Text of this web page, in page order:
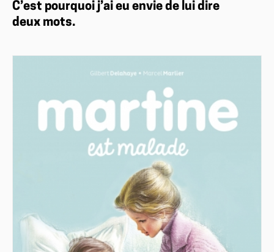
C’est pourquoi j’ai eu envie de lui dire
deux mots.